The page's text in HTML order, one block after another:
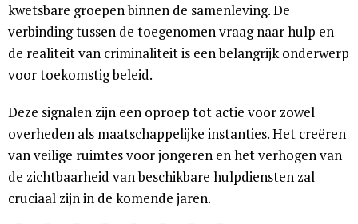
kwetsbare groepen binnen de samenleving. De
verbinding tussen de toegenomen vraag naar hulp en
de realiteit van criminaliteit is een belangrijk onderwerp
voor toekomstig beleid.
Deze signalen zijn een oproep tot actie voor zowel
overheden als maatschappelijke instanties. Het creëren
van veilige ruimtes voor jongeren en het verhogen van
de zichtbaarheid van beschikbare hulpdiensten zal
cruciaal zijn in de komende jaren.